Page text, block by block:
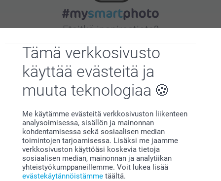
Tämä verkkosivusto
käyttää evästeitä ja
muuta teknologiaa
Me käytämme evästeitä verkkosivuston liikenteen
analysoimisessa, sisällön ja mainonnan
kohdentamisessa sekä sosiaalisen median
toimintojen tarjoamisessa. Lisäksi me jaamme
verkkosivuston käyttöäsi koskevia tietoja
sosiaalisen median, mainonnan ja analytiikan
yhteistyökumppaneillemme. Voit lukea lisää
evästekäytännöistämme täältä.
Etsitkö inspiraatiota?
Olemme täällä sinun vuoksesi
Tilaa uutiskirje